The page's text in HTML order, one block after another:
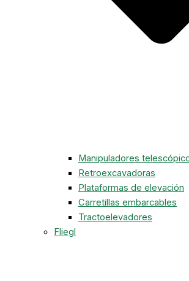
Manipuladores
Retroexcavadoras
Plataformas de elevación
Carretillas embarcables
Tractoelevadores
Fliegl